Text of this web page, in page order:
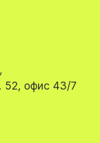
52, офис 43/7